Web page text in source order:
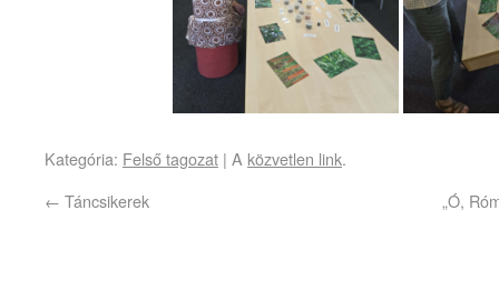
Kategória: Felső tagozat | A közvetlen link.
← Táncsikerek „Ó,